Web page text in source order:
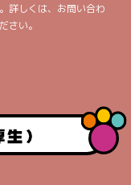
詳しくは、お問い合わ
さい。